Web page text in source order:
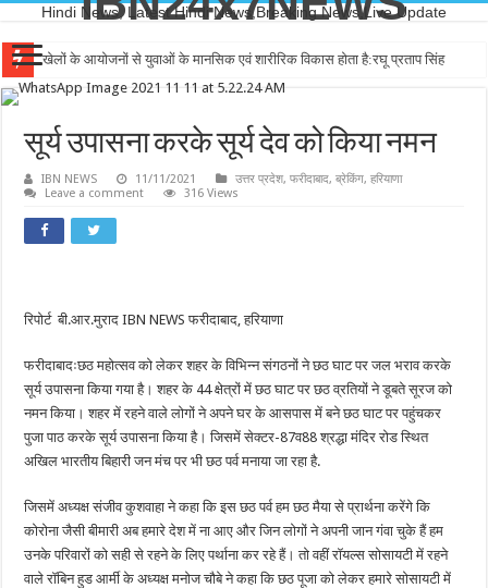
Hindi News, Latest Hindi News,Breaking News,Live Update
खेलों के आयोजनों से युवाओं के मानसिक एवं शारीरिक विकास होता है:रघू प्रताप सिंह
सूर्य उपासना करके सूर्य ‌देव को किया नमन
IBN NEWS 11/11/2021 उत्तर प्रदेश,फरीदाबाद,ब्रेकिंग,हरियाणा
Leave a comment
316 Views
रिपोर्ट बी.आर.मुराद IBN NEWS फरीदाबाद, हरियाणा
फरीदाबादःछठ महोत्सव को लेकर शहर के‌ विभिन्न संगठनों ने छठ घाट पर जल भराव करके
सूर्य उपासना किया गया है। शहर‌ के 44 क्षेत्रों में छठ घाट पर छठ व्रतियों ने डूबते सूरज को
नमन किया। शहर में रहने वाले लोगों ने अपने घर के आसपास में बने छठ घाट पर पहुंचकर
पुजा पाठ करके सूर्य उपासना किया है। जिसमें सेक्टर-87व88 श्रद्धा मंदिर रोड स्थित
अखिल भारतीय बिहारी जन मंच पर भी छठ पर्व मनाया जा रहा है.
जिसमें अध्यक्ष संजीव कुशवाहा ने कहा कि इस छठ पर्व हम छठ मैया से प्रार्थना करेंगे कि
कोरोना जैसी बीमारी अब हमारे देश में ना आए और जिन लोगों ने अपनी जान गंवा चुके हैं हम
उनके परिवारों को सही से रहने के लिए पर्थाना कर रहे हैं। तो वहीं रॉयल्स सोसायटी में रहने
वाले रॉबिन हुड आर्मी के अध्यक्ष मनोज चौबे ने कहा कि छठ पूजा को लेकर हमारे सोसायटी में